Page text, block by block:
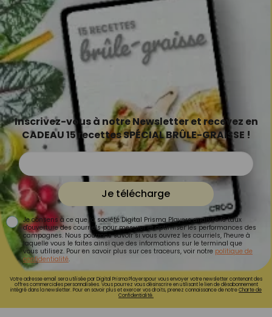
Inscrivez-vous à notre Newsletter et recevez en
CADEAU 15 recettes SPÉCIAL BRÛLE-GRAISSE !
Je télécharge
Je consens à ce que la société Digital Prisma Players analyse le taux
d'ouverture des courriels pour mesurer et optimiser les performances des
campagnes. Nous pourrons savoir si vous ouvrez les courriels, l'heure à
laquelle vous le faites ainsi que des informations sur le terminal que
vous utilisez. Pour en savoir plus sur ces traceurs, voir notre politique de
confidentialité.
Votre adresse email sera utilisée par Digital Prisma Playerspour vous envoyer votre newsletter contenant des
offres commerciales personnalisées. Vous pourrez vous désinscrire en utilisant le lien de désabonnement
intégré dans la newsletter. Pour en savoir plus et exercer vos droits, prenez connaissance de notreCharte de
Confidentialité.